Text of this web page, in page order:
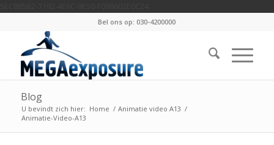
Bel ons op: 030-4200000
Blog
U bevindt zich hier: Home / Animatie video A13 /
Animatie-Video-A13